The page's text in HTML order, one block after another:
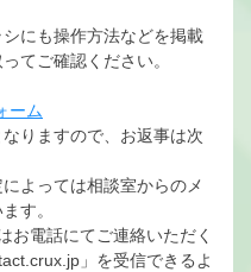
にも操作方法などを掲載
てご確認ください。
ーム
りますので、お返事は次
よっては相談室からのメ
す。
電話にてご連絡いただく
」を受信できるよ